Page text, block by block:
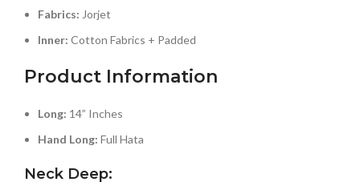
Fabrics: Jorjet
Inner: Cotton Fabrics + Padded
Product Information
Long: 14” Inches
Hand Long: Full Hata
Neck Deep: